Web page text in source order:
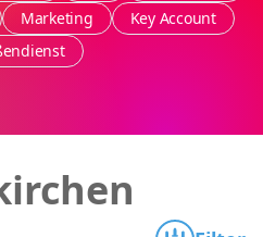
Marketing
Key Account